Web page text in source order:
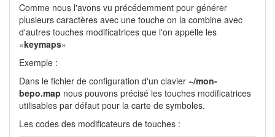
Comme nous l'avons vu précédemment pour générer
plusieurs caractères avec une touche on la combine avec
d'autres touches modificatrices que l'on appelle les
«keymaps»
Exemple :
Dans le fichier de configuration d'un clavier ~/mon-
bepo.map nous pouvons précisé les touches modificatrices
utilisables par défaut pour la carte de symboles.
Les codes des modificateurs de touches :